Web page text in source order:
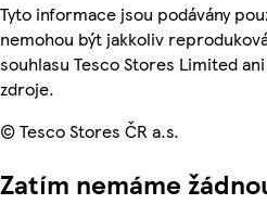
Tyto informace jsou podávány
nemohou být jakkoliv
souhlasu Tesco Stores Limited
zdroje.
© Tesco Stores ČR a.s.
Zatím nemáme